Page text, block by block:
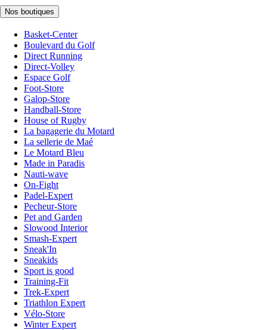
Nos boutiques
Basket-Center
Boulevard du Golf
Direct Running
Direct-Volley
Espace Golf
Foot-Store
Galop-Store
Handball-Store
House of Rugby
La bagagerie du Motard
La sellerie de Maé
Le Motard Bleu
Made in Paradis
Nauti-wave
On-Fight
Padel-Expert
Pecheur-Store
Pet and Garden
Slowood Interior
Smash-Expert
Sneak'In
Sneakids
Sport is good
Training-Fit
Trek-Expert
Triathlon Expert
Vélo-Store
Winter Expert